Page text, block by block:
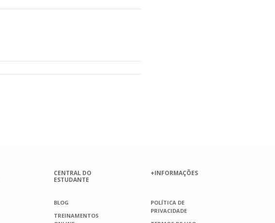
CENTRAL DO
ESTUDANTE
BLOG
TREINAMENTOS
+INFORMAÇÕES
POLÍTICA DE
PRIVACIDADE